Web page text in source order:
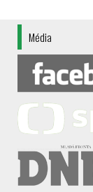
Média